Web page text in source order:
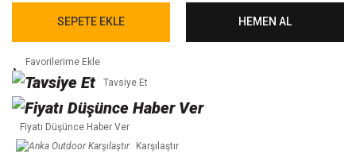
SEPETE EKLE HEMEN AL
Tavsiye Et
Fiyatı Düşünce Haber Ver
Karşılaştır